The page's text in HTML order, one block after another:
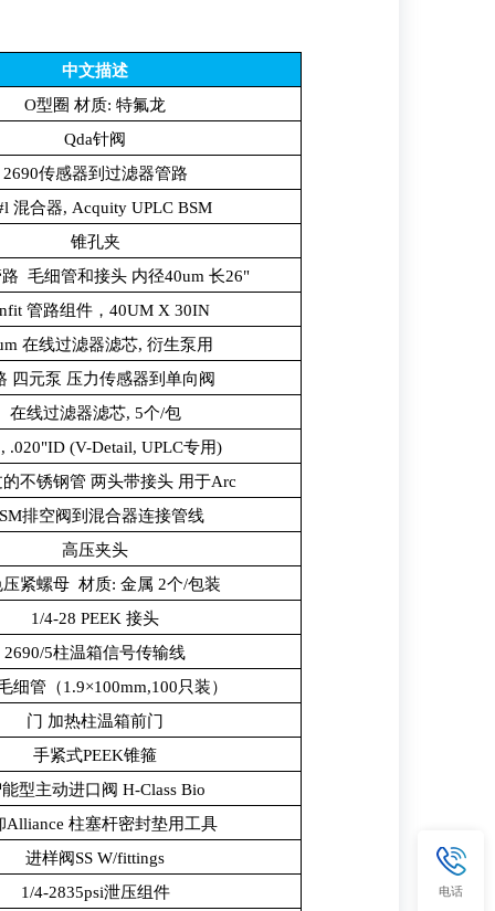
中文描述
O型圈 材质: 特氟龙
Qda针阀
2690传感器到过滤器管路
混合器, Acquity UPLC BSM
锥孔夹
路 毛细管和接头 内径40um 长26"
管路组件，40UM X 30IN
在线过滤器滤芯, 衍生泵用
四元泵 压力传感器到单向阀
在线过滤器滤芯, 5个/包
.020"ID (V-Detail, UPLC专用)
不锈钢管 两头带接头 用于Arc
排空阀到混合器连接管线
高压夹头
紧螺母 材质: 金属 2个/包装
1/4-28 PEEK 接头
2690/5柱温箱信号传输线
细管（1.9×100mm,100只装）
门 加热柱温箱前门
手紧式PEEK锥箍
型主动进口阀 H-Class Bio
Alliance 柱塞杆密封垫用工具
进样阀SS W/fittings
1/4-2835psi泄压组件
电话